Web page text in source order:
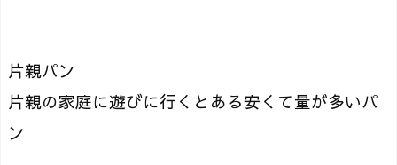
片親パン
片親の家庭に遊びに行くとある安くて量が多いパ
ン